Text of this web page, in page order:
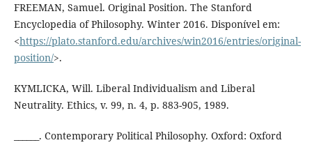
FREEMAN, Samuel. Original Position. The Stanford
Encyclopedia of Philosophy. Winter 2016. Disponível em:
<https://plato.stanford.edu/archives/win2016/entries/original-
position/>.
KYMLICKA, Will. Liberal Individualism and Liberal
Neutrality. Ethics, v. 99, n. 4, p. 883-905, 1989.
______. Contemporary Political Philosophy. Oxford: Oxford